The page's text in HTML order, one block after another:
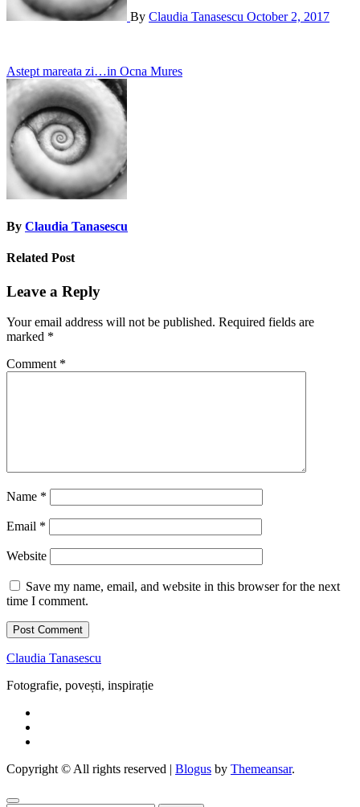
By Claudia Tanasescu October 2, 2017
Post
navigation
Astept mareata zi…in Ocna Mures
By Claudia Tanasescu
Related Post
Leave a Reply
Your email address will not be published. Required fields are
marked *
Comment *
Name *
Email *
Website
Save my name, email, and website in this browser for the next
time I comment.
Claudia Tanasescu
Fotografie, povești, inspirație
Copyright © All rights reserved | Blogus by Themeansar.